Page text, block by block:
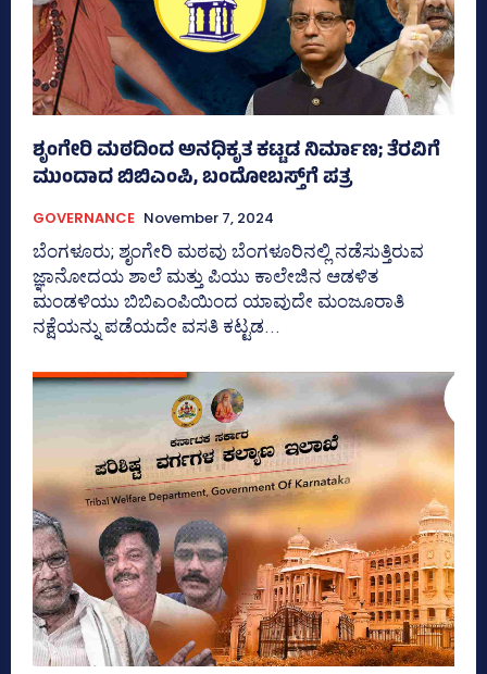
ಶೃಂಗೇರಿ ಮಠದಿಂದ ಅನಧಿಕೃತ ಕಟ್ಟಡ ನಿರ್ಮಾಣ; ತೆರವಿಗೆ
ಮುಂದಾದ ಬಿಬಿಎಂಪಿ, ಬಂದೋಬಸ್ತ್‌ಗೆ ಪತ್ರ
GOVERNANCE November 7, 2024
ಬೆಂಗಳೂರು; ಶೃಂಗೇರಿ ಮಠವು ಬೆಂಗಳೂರಿನಲ್ಲಿ ನಡೆಸುತ್ತಿರುವ
ಜ್ಞಾನೋದಯ ಶಾಲೆ ಮತ್ತು ಪಿಯು ಕಾಲೇಜಿನ ಆಡಳಿತ
ಮಂಡಳಿಯು ಬಿಬಿಎಂಪಿಯಿಂದ ಯಾವುದೇ ಮಂಜೂರಾತಿ
ನಕ್ಷೆಯನ್ನು ಪಡೆಯದೇ ವಸತಿ ಕಟ್ಟಡ...